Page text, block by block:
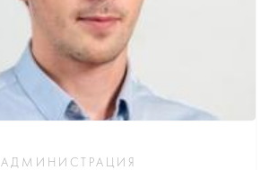
АДМИНИСТРАЦИЯ